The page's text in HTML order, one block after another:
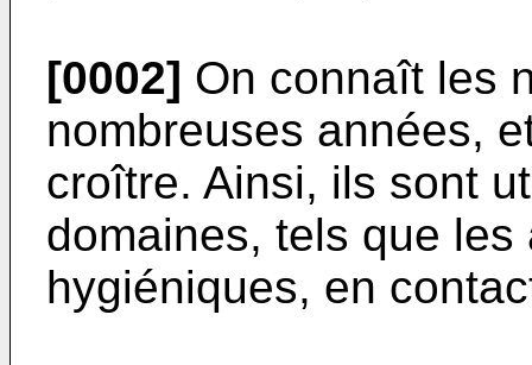
[0002] On connaît les
nombreuses années,
croître. Ainsi, ils sont
domaines, tels que
hygiéniques, en